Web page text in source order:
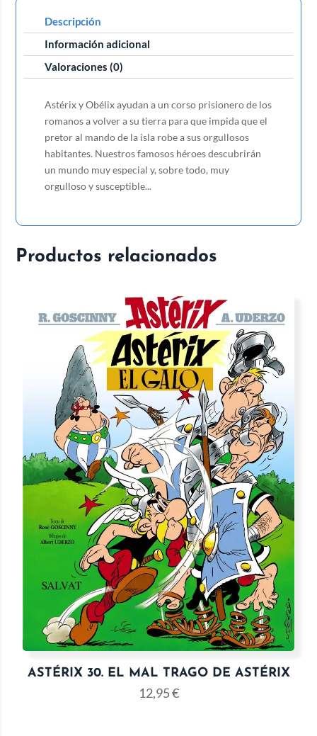
Descripción
Información adicional
Valoraciones (0)
Astérix y Obélix ayudan a un corso prisionero de los
romanos a volver a su tierra para que impida que el
pretor al mando de la isla robe a sus orgullosos
habitantes. Nuestros famosos héroes descubrirán
un mundo muy especial y, sobre todo, muy
orgulloso y susceptible...
Productos relacionados
ASTÉRIX 30. EL MAL TRAGO DE ASTÉRIX
12,95€